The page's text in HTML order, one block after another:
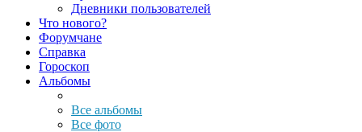
Дневники пользователей
Что нового?
Форумчане
Справка
Гороскоп
Альбомы
Все альбомы
Все фото